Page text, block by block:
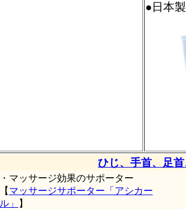
●日本製
ひじ、手首、足
・マッサージ効果のサポーター
【 マッサージサポーター「アシカー
ル」
】